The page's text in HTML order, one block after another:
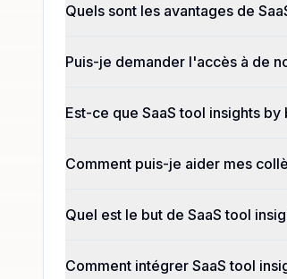
Quels sont les avantages de
Puis-je demander l'accès à de
Est-ce que SaaS tool insights by
Comment puis-je aider mes
Quel est le but de SaaS tool
Comment intégrer SaaS tool